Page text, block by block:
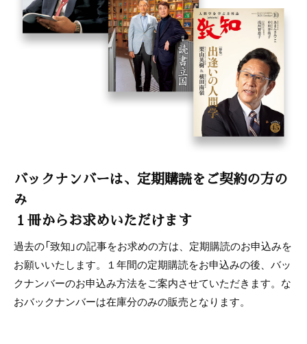
バックナンバーは、定期購読をご契約の方の
み
１冊からお求めいただけます
過去の「致知」の記事をお求めの方は、定期購読のお申込みを
お願いいたします。１年間の定期購読をお申込みの後、バッ
クナンバーのお申込み方法をご案内させていただきます。な
おバックナンバーは在庫分のみの販売となります。